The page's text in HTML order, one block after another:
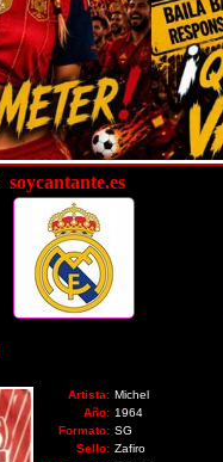
soycantante.es
Artista: Michel
Año: 1964
Formato: SG
Sello: Zafiro